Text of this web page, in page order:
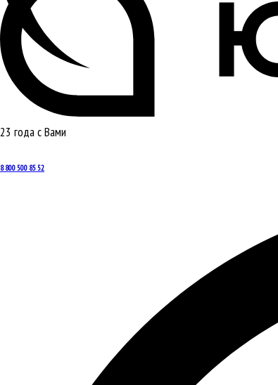
23 года с Вами
8 800 500 85 52